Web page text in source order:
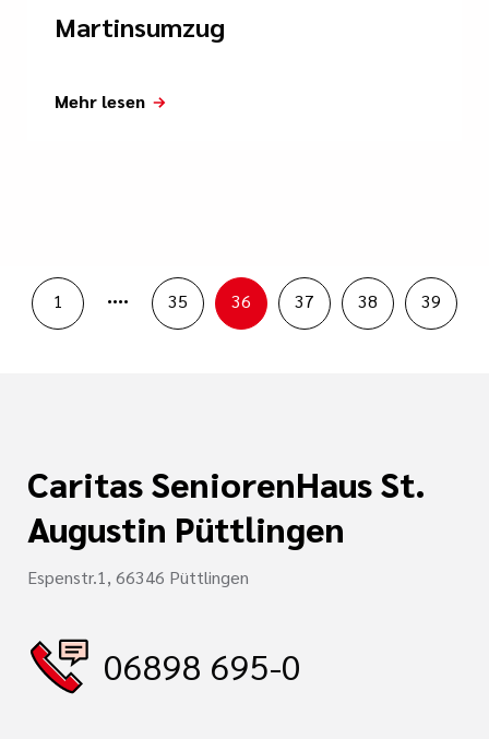
Martinsumzug
Mehr lesen
1 .... 35 36 37 38 39
Caritas SeniorenHaus St.
Augustin Püttlingen
Espenstr.1, 66346 Püttlingen
06898 695-0